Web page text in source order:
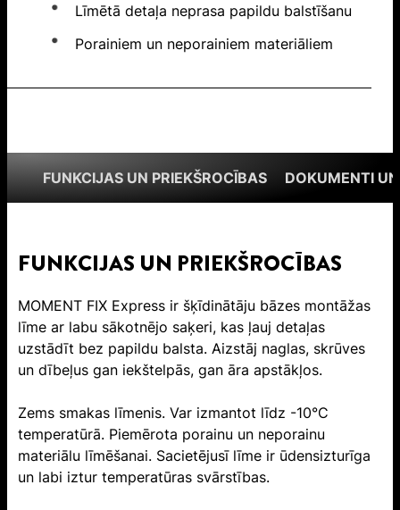
Līmētā detaļa neprasa papildu balstīšanu
Porainiem un neporainiem materiāliem
FUNKCIJAS UN PRIEKŠROCĪBAS DOKUMENTI
FUNKCIJAS UN PRIEKŠROCĪBAS
MOMENT FIX Express ir šķīdinātāju bāzes montāžas
līme ar labu sākotnējo saķeri, kas ļauj detaļas
uzstādīt bez papildu balsta. Aizstāj naglas, skrūves
un dībeļus gan iekštelpās, gan āra apstākļos.
Zems smakas līmenis. Var izmantot līdz -10°C
temperatūrā. Piemērota porainu un neporainu
materiālu līmēšanai. Sacietējusī līme ir ūdensizturīga
un labi iztur temperatūras svārstības.